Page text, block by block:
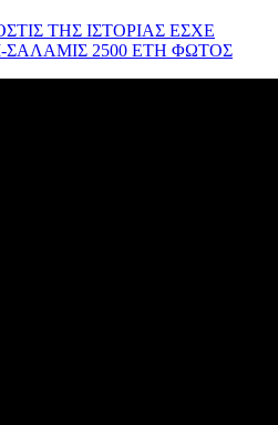
ΤΗΣ ΙΣΤΟΡΙΑΣ ΕΣΧΕ
2500 ΕΤΗ ΦΩΤΟΣ